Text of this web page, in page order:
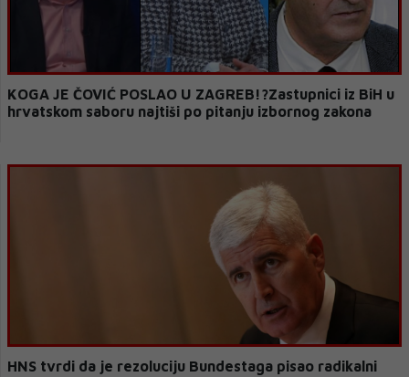
KOGA JE ČOVIĆ POSLAO U ZAGREB!?Zastupnici iz BiH u
hrvatskom saboru najtiši po pitanju izbornog zakona
HNS tvrdi da je rezoluciju Bundestaga pisao radikalni